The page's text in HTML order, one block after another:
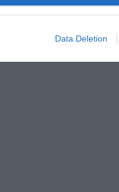
Data Deletion